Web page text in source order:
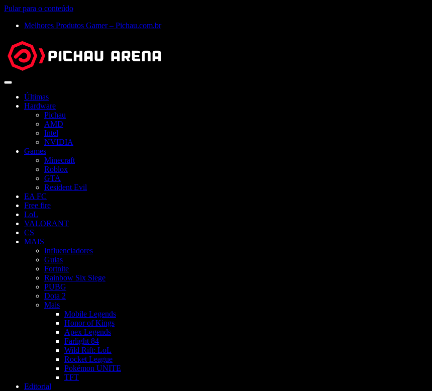
Pular para o conteúdo
Melhores Produtos Gamer – Pichau.com.br
Abrir
Últimas
Hardware
Pichau
AMD
Intel
NVIDIA
Games
Minecraft
Roblox
GTA
Resident Evil
EA FC
Free fire
LoL
VALORANT
CS
MAIS
Influenciadores
Guias
Fortnite
Rainbow Six Siege
PUBG
Dota 2
Mais
Mobile Legends
Honor of Kings
Apex Legends
Farlight 84
Wild Rift: LoL
Rocket League
Pokémon UNITE
TFT
Editorial